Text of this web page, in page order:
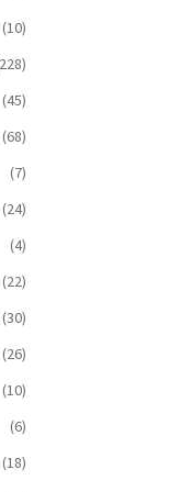
(10)
(45)
(68)
(7)
(24)
(4)
(22)
(30)
(26)
(10)
(6)
(18)